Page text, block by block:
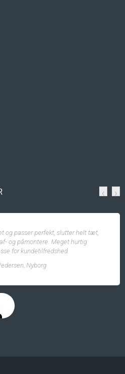
og passer perfekt, slutter helt tæt,
og påmontere. Meget hurtig
for kundetilfredshed.
Nyborg
‹ ›